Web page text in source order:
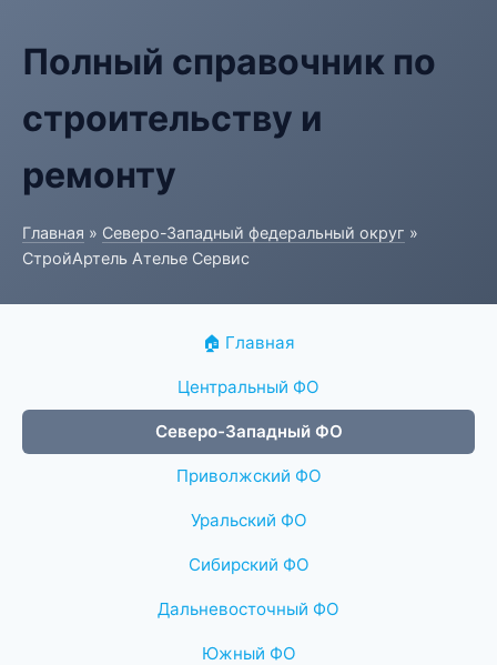
Полный справочник по
строительству и
ремонту
Главная » Северо-Западный федеральный округ »
СтройАртель Ателье Сервис
🏠 Главная
Центральный ФО
Северо-Западный ФО
Приволжский ФО
Уральский ФО
Сибирский ФО
Дальневосточный ФО
Южный ФО